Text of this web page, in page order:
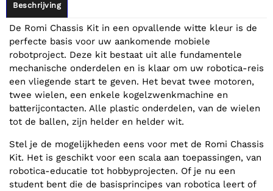
Beschrijving
De Romi Chassis Kit in een opvallende witte kleur is de
perfecte basis voor uw aankomende mobiele
robotproject. Deze kit bestaat uit alle fundamentele
mechanische onderdelen en is klaar om uw robotica-reis
een vliegende start te geven. Het bevat twee motoren,
twee wielen, een enkele kogelzwenkmachine en
batterijcontacten. Alle plastic onderdelen, van de wielen
tot de ballen, zijn helder en helder wit.
Stel je de mogelijkheden eens voor met de Romi Chassis
Kit. Het is geschikt voor een scala aan toepassingen, van
robotica-educatie tot hobbyprojecten. Of je nu een
student bent die de basisprincipes van robotica leert of